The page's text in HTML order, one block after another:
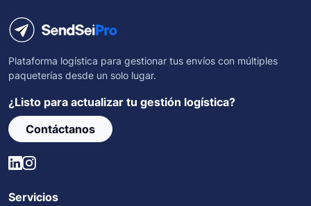
Plataforma logística para gestionar tus envíos con múltiples
paqueterías desde un solo lugar.
¿Listo para actualizar tu gestión logística?
Contáctanos
Servicios